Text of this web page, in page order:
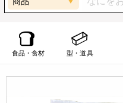
食品・食材 型・道具